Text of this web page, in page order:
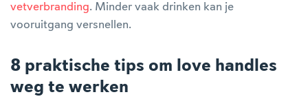
vetverbranding. Minder vaak drinken kan je
vooruitgang versnellen.
8 praktische tips om love handles
weg te werken